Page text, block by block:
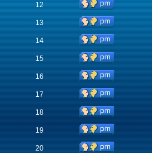
12
13
14
15
16
17
18
19
20